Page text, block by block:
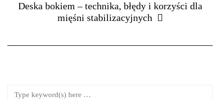
Deska bokiem – technika, błędy i korzyści dla
mięśni stabilizacyjnych